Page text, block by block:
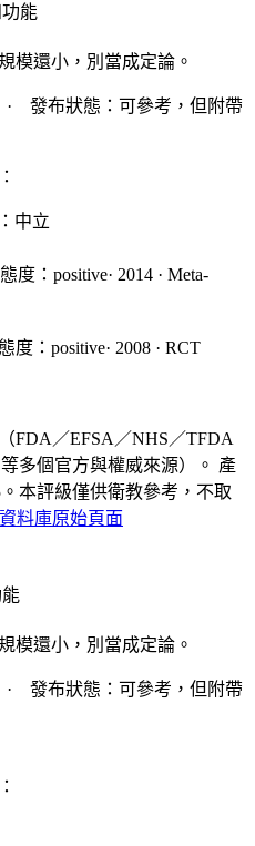
能
模還小，別當成定論。
發布狀態：可參考，但附帶
中立
態度：positive· 2014 · Meta-
態度：positive· 2008 · RCT
FDA／EFSA／NHS／TFDA
多個官方與權威來源）。 產
本評級僅供衛教參考，不取
料庫原始頁面
模還小，別當成定論。
發布狀態：可參考，但附帶